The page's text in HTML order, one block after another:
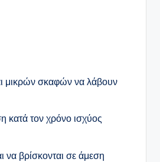
μικρών σκαφών να λάβουν
κατά τον χρόνο ισχύος
να βρίσκονται σε άμεση